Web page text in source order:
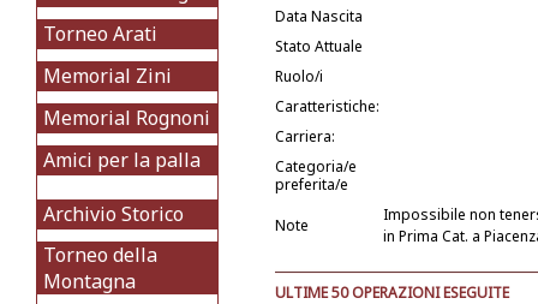
Torneo Arati
Memorial Zini
Memorial Rognoni
Amici per la palla
Archivio Storico
Torneo della
Montagna
Data Nascita
Stato Attuale
Ruolo/i
Caratteristiche:
Carriera:
Categoria/e
preferita/e
Note
Impossibile non
in Prima Cat. a
ULTIME 50 OPERAZIONI ESEGUITE